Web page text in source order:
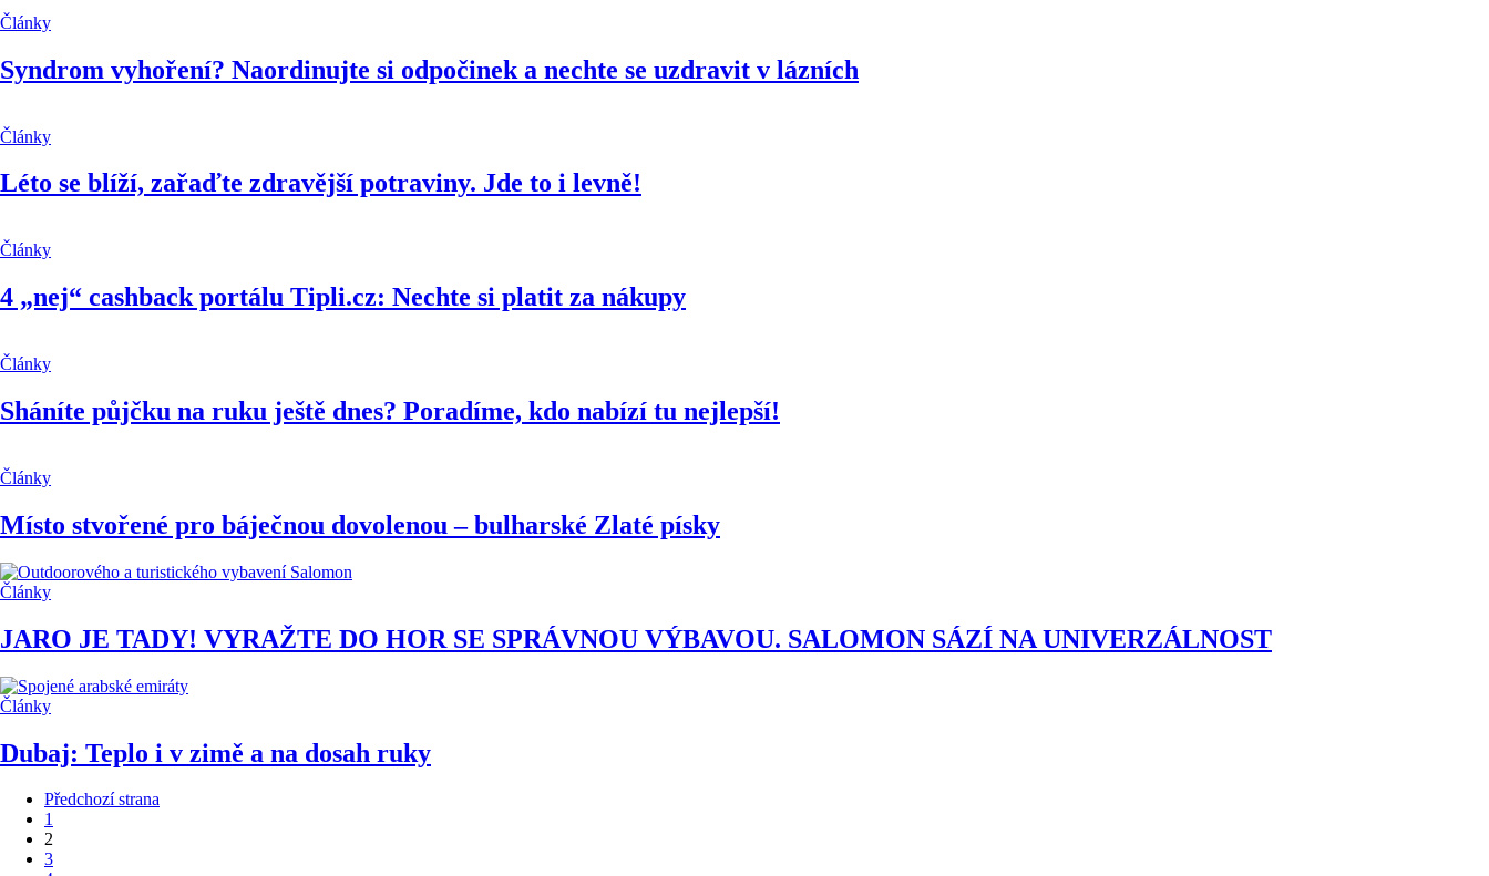
Články
Syndrom vyhoření? Naordinujte si odpočinek a nechte se uzdravit v lázních
Články
Léto se blíží, zařaďte zdravější potraviny. Jde to i levně!
Články
4 „nej“ cashback portálu Tipli.cz: Nechte si platit za nákupy
Články
Sháníte půjčku na ruku ještě dnes? Poradíme, kdo nabízí tu nejlepší!
Články
Místo stvořené pro báječnou dovolenou – bulharské Zlaté písky
Články
JARO JE TADY! VYRAŽTE DO HOR SE SPRÁVNOU VÝBAVOU. SALOMON SÁZÍ NA UNIVERZÁLNOST
Články
Dubaj: Teplo i v zimě a na dosah ruky
Předchozí strana
1
2
3